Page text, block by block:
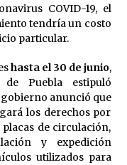
COVID-19, el
tendría un costo
particular.
hasta el 30 de junio,
Puebla estipuló
gobierno anunció que
los derechos por
de circulación,
y expedición
utilizados para